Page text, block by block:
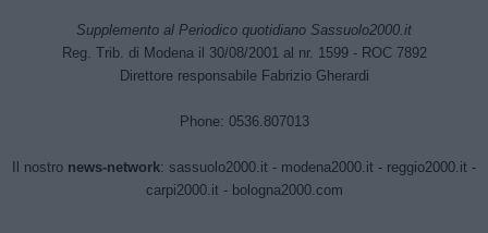
Supplemento al Periodico quotidiano Sassuolo2000.it
Reg. Trib. di Modena il 30/08/2001 al nr. 1599 - ROC 7892
Direttore responsabile Fabrizio Gherardi
Phone: 0536.807013
Il nostro news-network: sassuolo2000.it - modena2000.it - reggio2000.it -
carpi2000.it- bologna2000.com